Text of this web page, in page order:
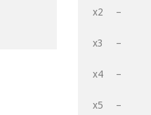
x2 –
x3 –
x4 –
x5 –